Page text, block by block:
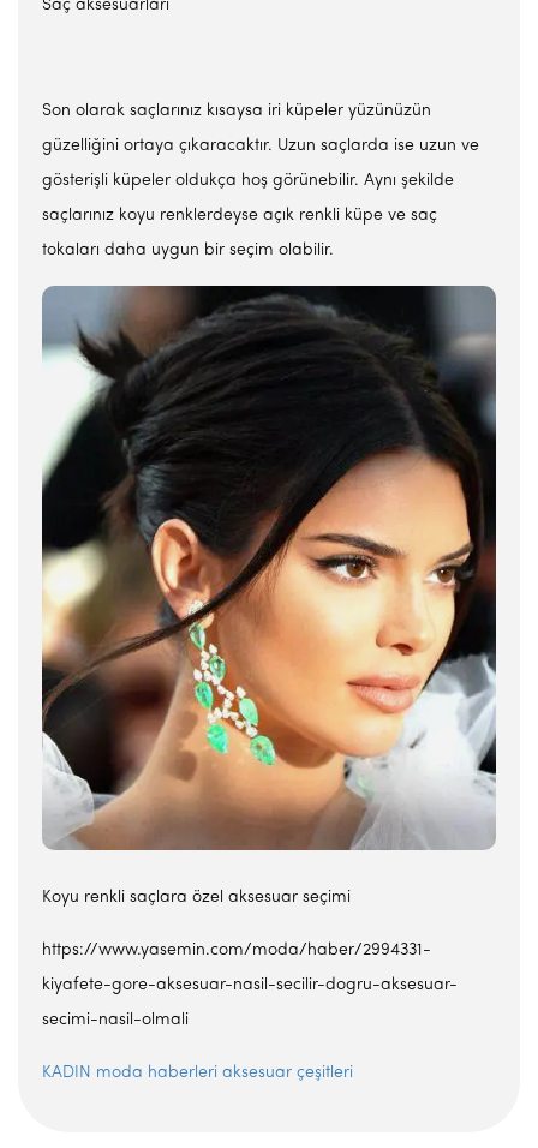
Saç aksesuarları
Son olarak saçlarınız kısaysa iri küpeler yüzünüzün
güzelliğini ortaya çıkaracaktır. Uzun saçlarda ise uzun ve
gösterişli küpeler oldukça hoş görünebilir. Aynı şekilde
saçlarınız koyu renklerdeyse açık renkli küpe ve saç
tokaları daha uygun bir seçim olabilir.
Koyu renkli saçlara özel aksesuar seçimi
https://www.yasemin.com/moda/haber/2994331-
kiyafete-gore-aksesuar-nasil-secilir-dogru-aksesuar-
secimi-nasil-olmali
KADIN moda haberleri aksesuar çeşitleri